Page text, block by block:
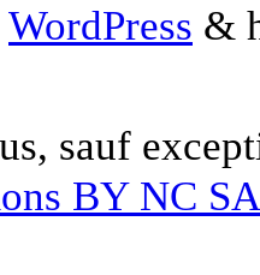
WordPress &
sauf
BY NC SA